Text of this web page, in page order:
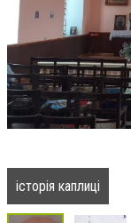
історія каплиці